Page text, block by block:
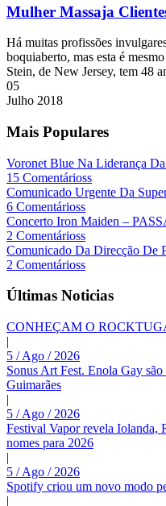
Mulher Massaja
Há muitas profissões
boquiaberto, mas esta é
Stein, de New Jersey, tem 48
05
Julho 2018
Mais Populares
Voronet Blue Na Liderança
15 Comentárioss
Comunicado Urgente Da
6 Comentárioss
Concerto Iron Maiden –
2 Comentárioss
Comunicado Da Direcção De
2 Comentárioss
Últimas Noticias
CONHEÇAM O
|
5 / Ago / 2026
Sonus Art Fest. Enola Gay
Guimarães
|
5 / Ago / 2026
Festival Vapor revela Iolanda,
nomes para 2026
|
5 / Ago / 2026
Spotify criou um novo modo
|